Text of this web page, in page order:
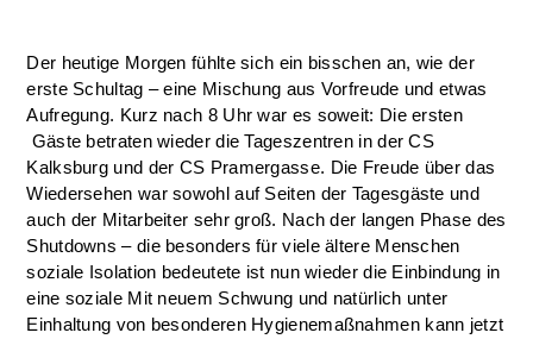
Der heutige Morgen fühlte sich ein bisschen an, wie der
erste Schultag – eine Mischung aus Vorfreude und etwas
Aufregung. Kurz nach 8 Uhr war es soweit: Die ersten
Gäste betraten wieder die Tageszentren in der CS
Kalksburg und der CS Pramergasse. Die Freude über das
Wiedersehen war sowohl auf Seiten der Tagesgäste und
auch der Mitarbeiter sehr groß. Nach der langen Phase des
Shutdowns – die besonders für viele ältere Menschen
soziale Isolation bedeutete ist nun wieder die Einbindung in
eine soziale Mit neuem Schwung und natürlich unter
Einhaltung von besonderen Hygienemaßnahmen kann jetzt